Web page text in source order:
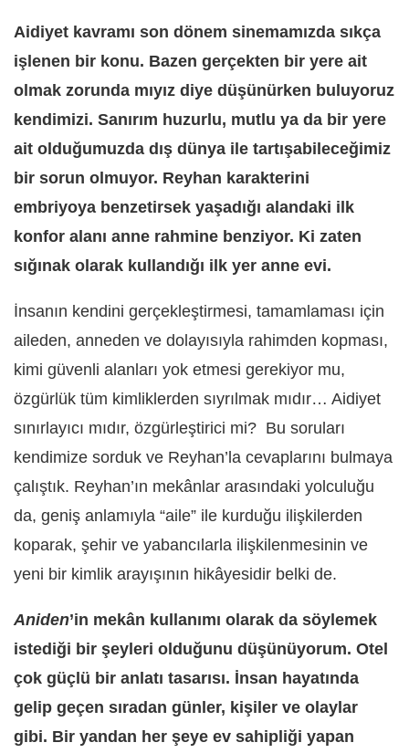
Aidiyet kavramı son dönem sinemamızda sıkça
işlenen bir konu. Bazen gerçekten bir yere ait
olmak zorunda mıyız diye düşünürken buluyoruz
kendimizi. Sanırım huzurlu, mutlu ya da bir yere
ait olduğumuzda dış dünya ile tartışabileceğimiz
bir sorun olmuyor. Reyhan karakterini
embriyoya benzetirsek yaşadığı alandaki ilk
konfor alanı anne rahmine benziyor. Ki zaten
sığınak olarak kullandığı ilk yer anne evi.
İnsanın kendini gerçekleştirmesi, tamamlaması için
aileden, anneden ve dolayısıyla rahimden kopması,
kimi güvenli alanları yok etmesi gerekiyor mu,
özgürlük tüm kimliklerden sıyrılmak mıdır… Aidiyet
sınırlayıcı mıdır, özgürleştirici mi? Bu soruları
kendimize sorduk ve Reyhan’ la cevaplarını bulmaya
çalıştık. Reyhan’ın mekânlar arasındaki yolculuğu
da, geniş anlamıyla “aile” ile kurduğu ilişkilerden
koparak, şehir ve yabancılarla ilişkilenmesinin ve
yeni bir kimlik arayışının hikâyesidir belki de.
Aniden’in mekân kullanımı olarak da söylemek
istediği bir şeyleri olduğunu düşünüyorum. Otel
çok güçlü bir anlatı tasarısı. İnsan hayatında
gelip geçen sıradan günler, kişiler ve olaylar
gibi. Bir yandan her şeye ev sahipliği yapan